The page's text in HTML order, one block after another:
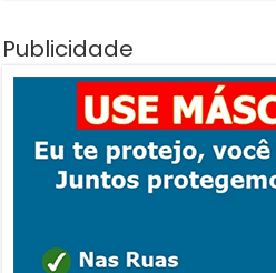
Publicidade